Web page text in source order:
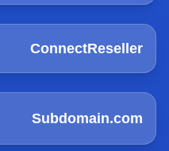
ConnectReseller
Subdomain.com